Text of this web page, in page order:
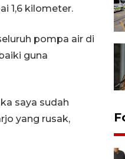
1,6 kilometer.
pompa air di
guna
saya sudah
yang rusak,